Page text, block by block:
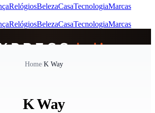
RelógiosBelezaCasaTecnologiaMarcas
RelógiosBelezaCasaTecnologiaMarcas
Home/K Way
K Way